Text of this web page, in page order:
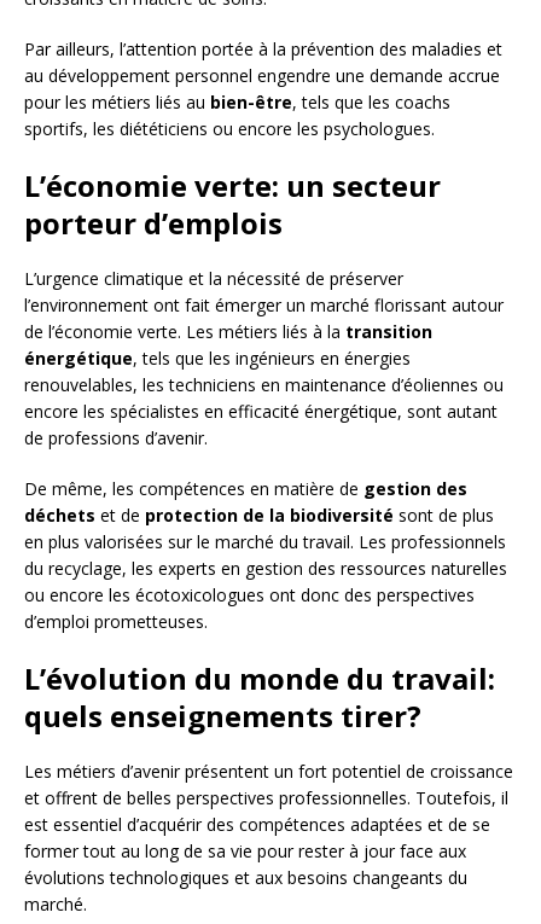
Par ailleurs, l’attention portée à la prévention des maladies et
au développement personnel engendre une demande accrue
pour les métiers liés au bien-être, tels que les coachs
sportifs, les diététiciens ou encore les psychologues.
L’économie verte: un secteur
porteur d’emplois
L’urgence climatique et la nécessité de préserver
l’environnement ont fait émerger un marché florissant autour
de l’économie verte. Les métiers liés à la transition
énergétique, tels que les ingénieurs en énergies
renouvelables, les techniciens en maintenance d’éoliennes ou
encore les spécialistes en efficacité énergétique, sont autant
de professions d’avenir.
De même, les compétences en matière de gestion des
déchets et de protection de la biodiversité sont de plus
en plus valorisées sur le marché du travail. Les professionnels
du recyclage, les experts en gestion des ressources naturelles
ou encore les écotoxicologues ont donc des perspectives
d’emploi prometteuses.
L’évolution du monde du travail:
quels enseignements tirer?
Les métiers d’avenir présentent un fort potentiel de croissance
et offrent de belles perspectives professionnelles. Toutefois, il
est essentiel d’acquérir des compétences adaptées et de se
former tout au long de sa vie pour rester à jour face aux
évolutions technologiques et aux besoins changeants du
marché.